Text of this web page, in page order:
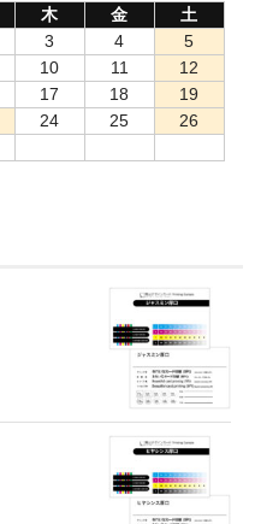
木 金
土
3 4
5
10 11
12
17 18
19
24 25
26